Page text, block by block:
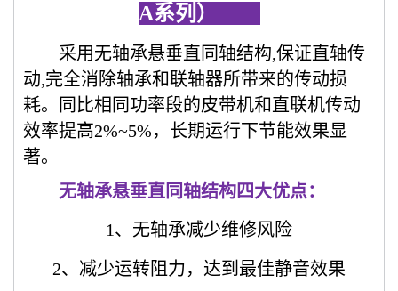
A系列）
采用无轴承悬垂直同轴结构,保证直轴传
动,完全消除轴承和联轴器所带来的传动损
耗。同比相同功率段的皮带机和直联机传动
效率提高2%~5%，长期运行下节能效果显
著。
无轴承悬垂直同轴结构四大优点：
1、无轴承减少维修风险
2、减少运转阻力，达到最佳静音效果